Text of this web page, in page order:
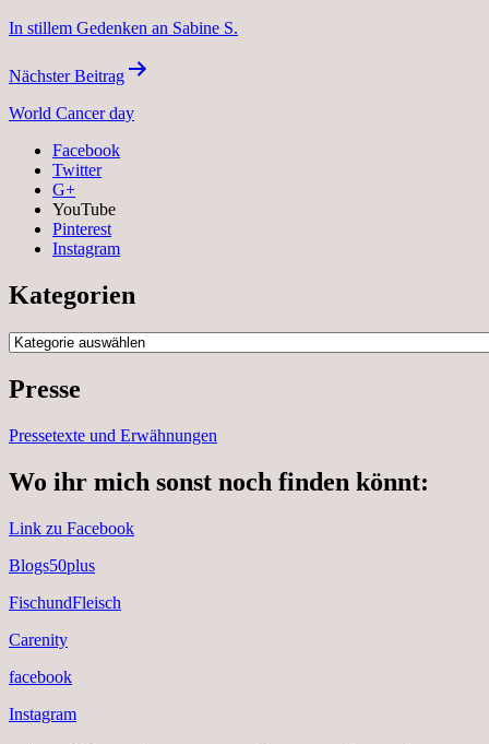
In stillem Gedenken an Sabine S.
Nächster Beitrag
World Cancer day
Facebook
Twitter
G+
YouTube
Pinterest
Instagram
Kategorien
Kategorien
Presse
Pressetexte und Erwähnungen
Wo ihr mich sonst noch finden könnt:
Link zu Facebook
Blogs50plus
FischundFleisch
Carenity
facebook
Instagram